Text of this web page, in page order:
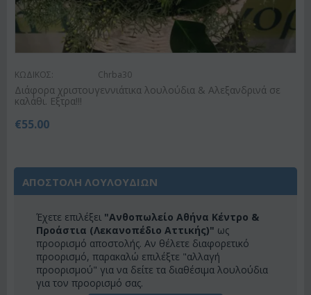
ΚΩΔΙΚΟΣ: Chrba30
Διάφορα χριστουγεννιάτικα λουλούδια & Αλεξανδρινά σε
καλάθι. Εξτρα!!!
€55.00
ΑΠΟΣΤΟΛΗ ΛΟΥΛΟΥΔΙΩΝ
Έχετε επιλέξει "Ανθοπωλείο Αθήνα Κέντρο &
Προάστια (Λεκανοπέδιο Αττικής)" ως
προορισμό αποστολής. Αν θέλετε διαφορετικό
προορισμό, παρακαλώ επιλέξτε "αλλαγή
προορισμού" για να δείτε τα διαθέσιμα λουλούδια
για τον προορισμό σας.